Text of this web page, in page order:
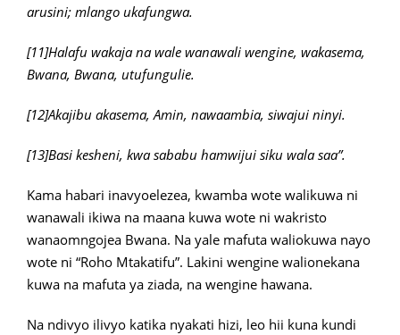
arusini; mlango ukafungwa.
[11]Halafu wakaja na wale wanawali wengine, wakasema,
Bwana, Bwana, utufungulie.
[12]Akajibu akasema, Amin, nawaambia, siwajui ninyi.
[13]Basi kesheni, kwa sababu hamwijui siku wala saa”.
Kama habari inavyoelezea, kwamba wote walikuwa ni
wanawali ikiwa na maana kuwa wote ni wakristo
wanaomngojea Bwana. Na yale mafuta waliokuwa nayo
wote ni “Roho Mtakatifu”. Lakini wengine walionekana
kuwa na mafuta ya ziada, na wengine hawana.
Na ndivyo ilivyo katika nyakati hizi, leo hii kuna kundi